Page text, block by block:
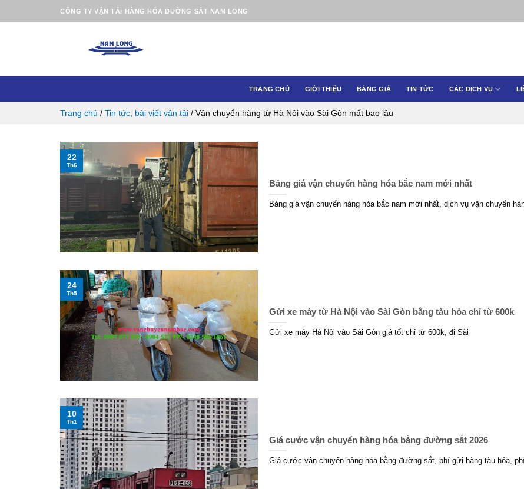
CÔNG TY VẬN TẢI HÀNG HÓA ĐƯỜNG SẮT NAM LONG
TRANG CHỦ GIỚI THIỆU BẢNG GIÁ TIN TỨC CÁC DỊCH VỤ
Trang chủ / Tin tức, bài viết vận tải / Vận chuyển hàng từ Hà Nội vào Sài Gòn mất bao lâu
Bảng giá vận chuyển hàng hóa bắc nam mới nhất
Bảng giá vận chuyển hàng hóa bắc nam mới nhất, dịch vụ vận chuyển
22
Th6
Gửi xe máy từ Hà Nội vào Sài Gòn bằng tàu hỏa chỉ từ 600k
Gửi xe máy Hà Nội vào Sài Gòn giá tốt chỉ từ 600k, đi Sài
24
Th5
Giá cước vận chuyển hàng hóa bằng đường sắt 2026
Giá cước vận chuyển hàng hóa bằng đường sắt, phí gửi hàng tàu hỏa,
10
Th1